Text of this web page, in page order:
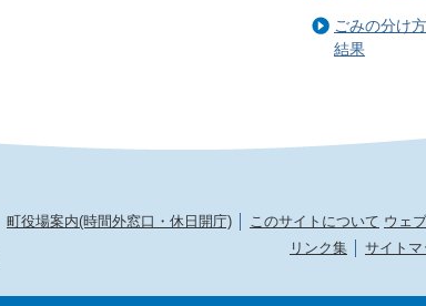
ごみの分け
結果
町役場案内(時間外窓口・休日開庁) このサイトについて ウェ
リンク集
サイトマ